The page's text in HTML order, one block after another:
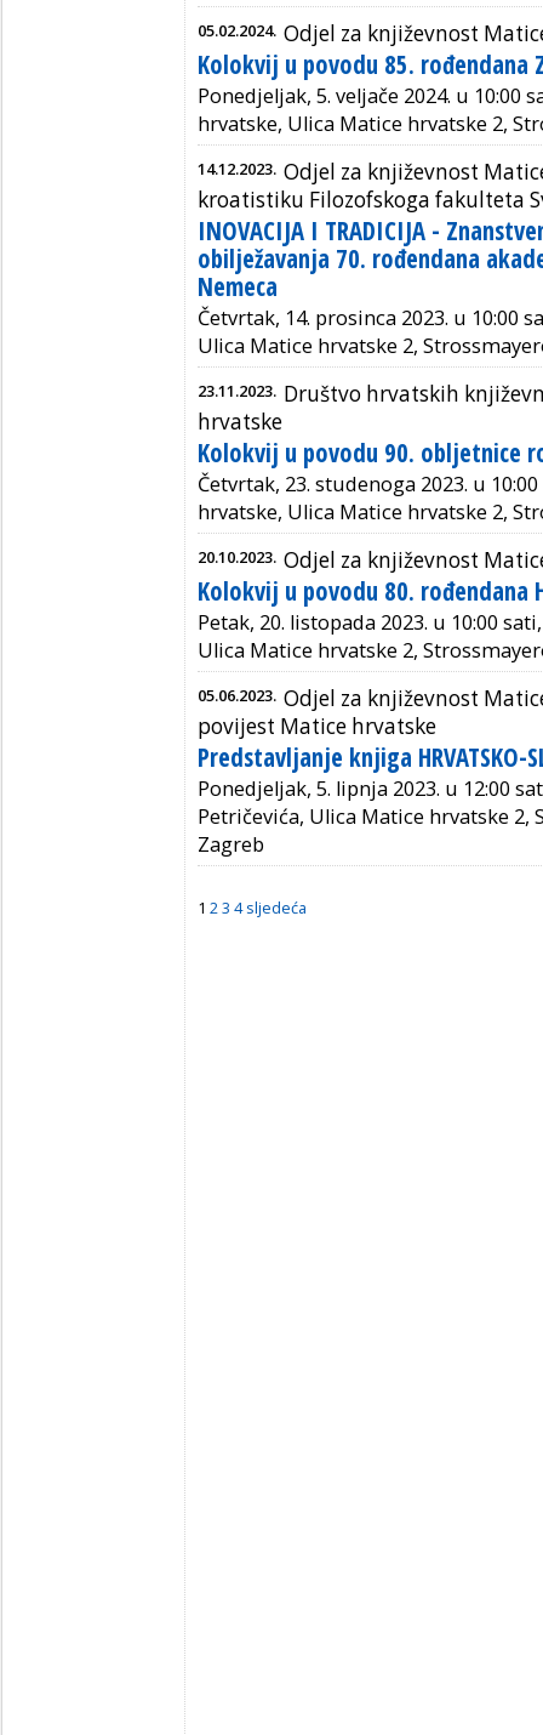
05.02.2024. Odjel za književnost
Kolokvij u povodu 85. rođendana
Ponedjeljak, 5. veljače 2024. u 10:00
hrvatske, Ulica Matice hrvatske 2,
14.12.2023. Odjel za književnost
kroatistiku Filozofskoga fakulteta
INOVACIJA I TRADICIJA -
obilježavanja 70. rođendana
Nemeca
Četvrtak, 14. prosinca 2023. u 10:00
Ulica Matice hrvatske 2,
23.11.2023. Društvo hrvatskih
hrvatske
Kolokvij u povodu 90. obljetnice
Četvrtak, 23. studenoga 2023. u
hrvatske, Ulica Matice hrvatske 2,
20.10.2023. Odjel za književnost
Kolokvij u povodu 80. rođendana
Petak, 20. listopada 2023. u 10:00
Ulica Matice hrvatske 2,
05.06.2023. Odjel za književnost
povijest Matice hrvatske
Predstavljanje knjiga HRVATSKO-
Ponedjeljak, 5. lipnja 2023. u 12:00
Petričevića, Ulica Matice hrvatske 2,
Zagreb
1 23 4 sljedeća